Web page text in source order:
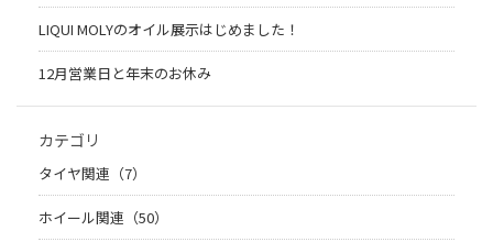
LIQUI MOLYのオイル展示はじめました！
12月営業日と年末のお休み
カテゴリ
タイヤ関連（7）
ホイール関連（50）